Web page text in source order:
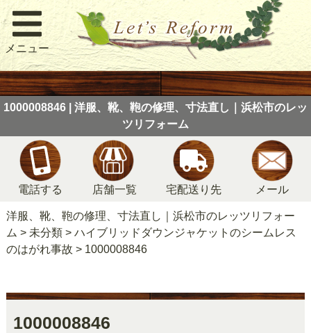
メニュー
1000008846 | 洋服、靴、鞄の修理、寸法直し｜浜松市のレッ
ツリフォーム
電話する 店舗一覧 宅配送り先 メール
洋服、靴、鞄の修理、寸法直し｜浜松市のレッツリフォー
ム > 未分類> ハイブリッドダウンジャケットのシームレス
のはがれ事故 > 1000008846
1000008846